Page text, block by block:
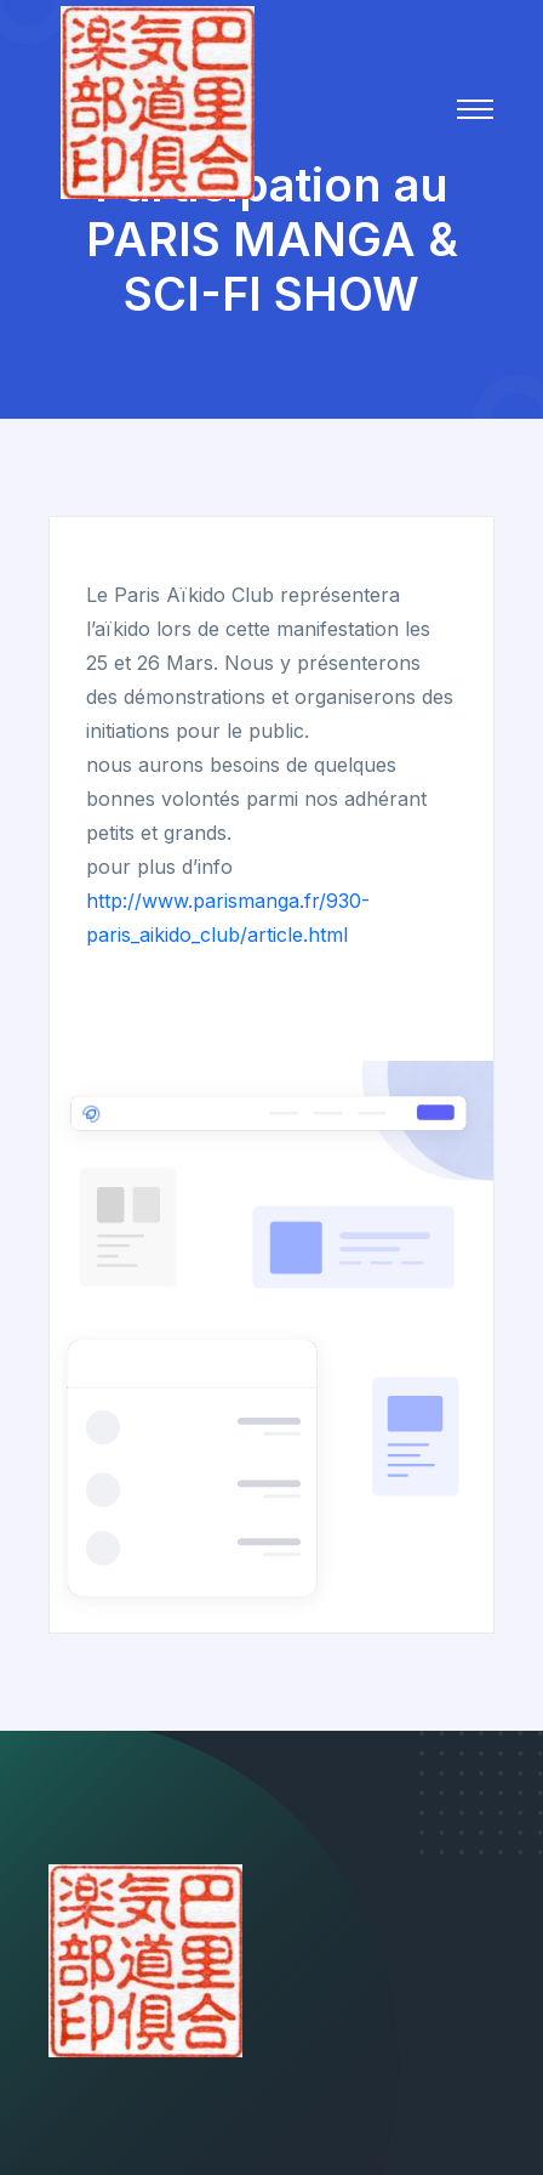
Participation au
PARIS MANGA &
SCI-FI SHOW
Le Paris Aïkido Club représentera
l’aïkido lors de cette manifestation les
25 et 26 Mars. Nous y présenterons
des démonstrations et organiserons des
initiations pour le public.
nous aurons besoins de quelques
bonnes volontés parmi nos adhérant
petits et grands.
pour plus d’info
http://www.parismanga.fr/930-
paris_aikido_club/article.html